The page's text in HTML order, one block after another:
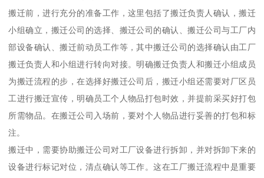
搬迁前，进行充分的准备工作，这里包括了搬迁负责人确认，搬迁
小组确立，搬迁公司的选择、搬迁公司的确认、搬迁公司与工厂内
部设备确认、搬迁前动员工作等，其中搬迁公司的选择确认由工厂
搬迁负责人和小组进行转向对接。明确搬迁负责人和搬迁小组成员
为搬迁流程的步，在选择好搬迁公司后，搬迁小组还需要对厂区员
工进行搬迁宣传，明确员工个人物品打包时效，并提前采买好打包
所需物品。在搬迁公司入场前，要对个人物品进行妥善的打包和标
注。
搬迁中，需要协助搬迁公司对工厂设备进行拆卸，并对拆卸下来的
设备进行标记对位，清点确认等工作。这在工厂搬迁流程中是重要